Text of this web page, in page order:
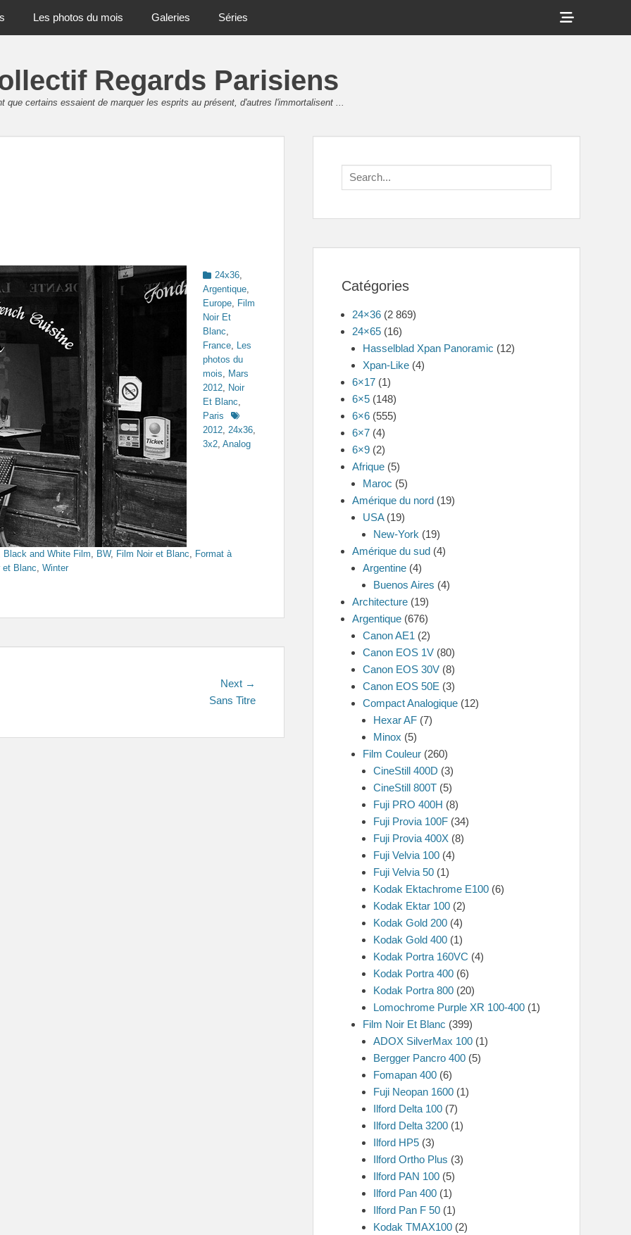
Les photos du mois Galeries Séries
Show
Header
Regards Parisiens
que certains essaient de marquer les esprits au présent, d'autres l'immortalisent ...
Categories
24x36,
Argentique,
Europe, Film
Noir Et
Blanc,
France, Les
photos du
mois, Mars
2012, Noir
Et Blanc,
Paris
Tags
2012, 24x36,
3x2, Analog
Black and White Film, BW, Film Noir et Blanc, Format à
et Blanc, Winter
Next →
post:
Sans Titre
Search
for:
Catégories
24×36 (2 869)
24×65 (16)
Hasselblad Xpan Panoramic (12)
Xpan-Like (4)
6×17 (1)
6×5 (148)
6×6 (555)
6×7 (4)
6×9 (2)
Afrique (5)
Maroc (5)
Amérique du nord (19)
USA(19)
New-York (19)
Amérique du sud (4)
Argentine (4)
Buenos Aires (4)
Architecture (19)
Argentique (676)
Canon AE1 (2)
Canon EOS 1V (80)
Canon EOS 30V (8)
Canon EOS 50E (3)
Compact Analogique (12)
Hexar AF (7)
Minox (5)
Film Couleur (260)
CineStill 400D (3)
CineStill 800T (5)
Fuji PRO 400H (8)
Fuji Provia 100F (34)
Fuji Provia 400X (8)
Fuji Velvia 100 (4)
Fuji Velvia 50 (1)
Kodak Ektachrome E100 (6)
Kodak Ektar 100 (2)
Kodak Gold 200 (4)
Kodak Gold 400 (1)
Kodak Portra 160VC (4)
Kodak Portra 400 (6)
Kodak Portra 800 (20)
Lomochrome Purple XR 100-400 (1)
Film Noir Et Blanc (399)
ADOX SilverMax 100 (1)
Bergger Pancro 400 (5)
Fomapan 400 (6)
Fuji Neopan 1600 (1)
Ilford Delta 100 (7)
Ilford Delta 3200 (1)
Ilford HP5 (3)
Ilford Ortho Plus (3)
Ilford PAN 100 (5)
Ilford Pan 400 (1)
Ilford Pan F 50 (1)
Kodak TMAX100 (2)